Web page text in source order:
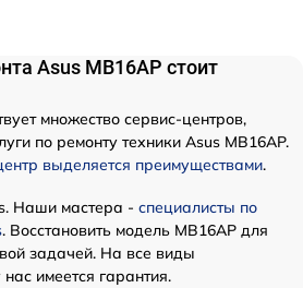
Asus MB16AP стоит
множество сервис-центров,
по ремонту техники Asus MB16AP.
выделяется преимуществами.
Наши мастера - специалисты по
. Восстановить модель MB16AP для
задачей. На все виды
имеется гарантия.